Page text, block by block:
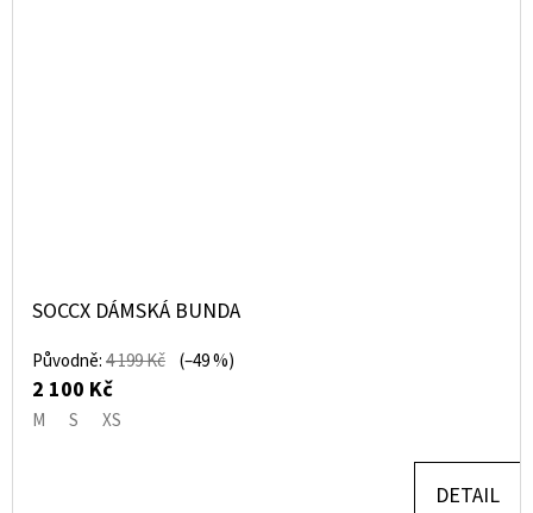
SOCCX DÁMSKÁ BUNDA
Původně:4 199 Kč (–49 %)
2 100 Kč
M S XS
DETAIL